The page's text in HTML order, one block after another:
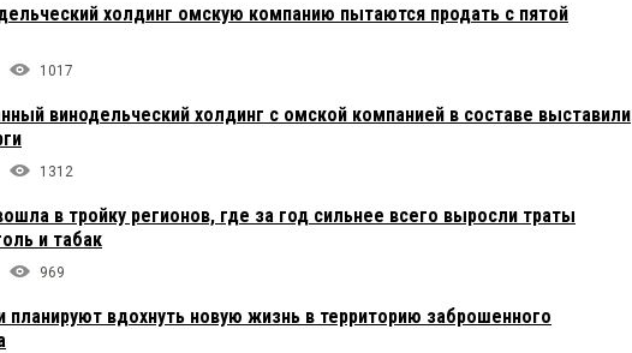
холдинг омскую компанию пытаются продать с пятой
1017
винодельческий холдинг с омской компанией в составе выставили
1312
в тройку регионов, где за год сильнее всего выросли траты
и табак
969
планируют вдохнуть новую жизнь в территорию заброшенного